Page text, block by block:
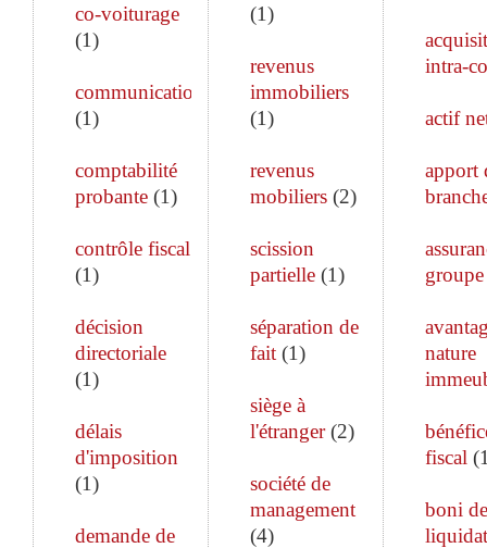
co-voiturage
(1)
communication
(1)
comptabilité
probante (1)
contrôle fiscal
(1)
décision
directoriale
(1)
délais
d'imposition
(1)
demande de
(1)
revenus
immobiliers
(1)
revenus
mobiliers(2)
scission
partielle(1)
séparation de
fait(1)
siège à
l'étranger(2)
société de
management
(4)
intra-
actif
apport
groupe
nature
fiscal (
boni de